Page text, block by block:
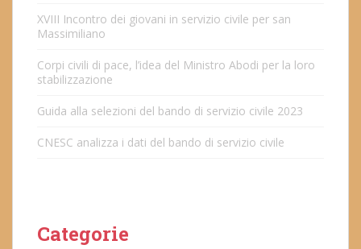
XVIII Incontro dei giovani in servizio civile per san
Massimiliano
Corpi civili di pace, l’idea del Ministro Abodi per la loro
stabilizzazione
Guida alla selezioni del bando di servizio civile 2023
CNESC analizza i dati del bando di servizio civile
Categorie